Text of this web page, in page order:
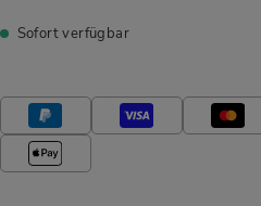
Sofort verfügbar